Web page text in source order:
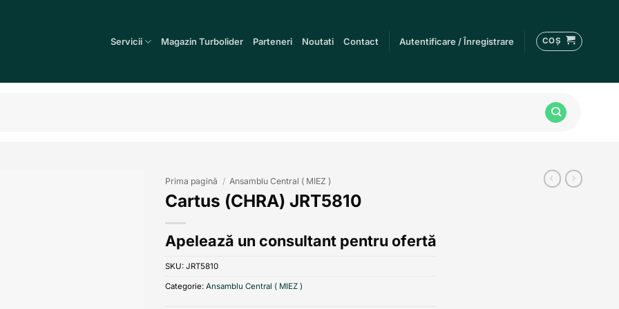
Servicii Magazin Turbolider Parteneri Noutati Contact Autentificare / Înregistrare COȘ
Prima pagină / Ansamblu Central ( MIEZ )
Cartus (CHRA) JRT5810
Apelează un consultant pentru ofertă
SKU: JRT5810
Categorie: Ansamblu Central ( MIEZ )